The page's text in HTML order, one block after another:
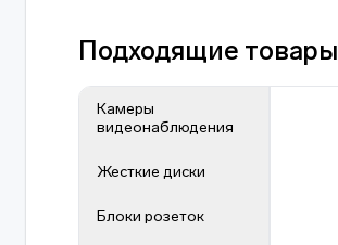
Подходящие товары
Камеры
видеонаблюдения
Жесткие диски
Блоки розеток